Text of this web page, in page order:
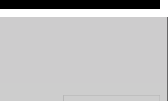
con le collane da uomo Tiffany.